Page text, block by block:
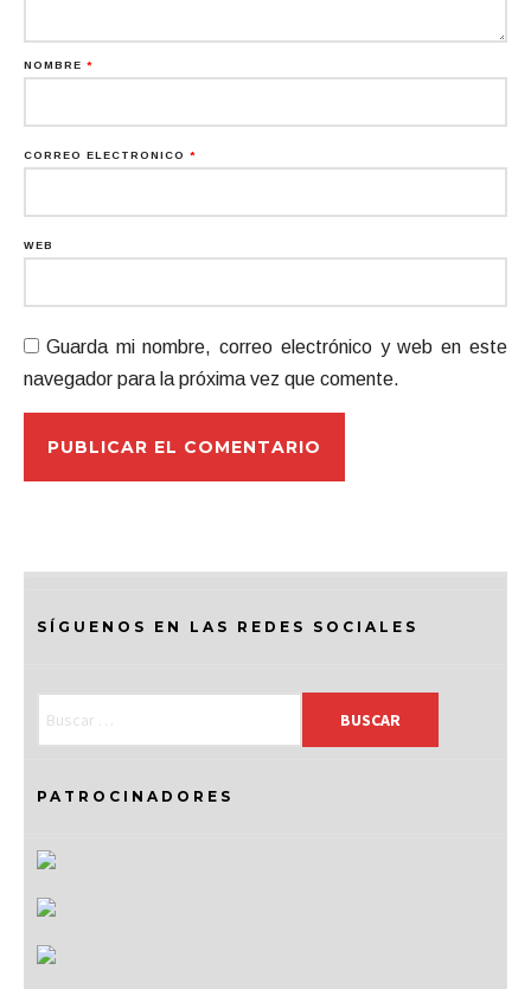
NOMBRE *
CORREO ELECTRÓNICO *
WEB
Guarda mi nombre, correo electrónico y web en este
navegador para la próxima vez que comente.
SÍGUENOS EN LAS REDES SOCIALES
PATROCINADORES